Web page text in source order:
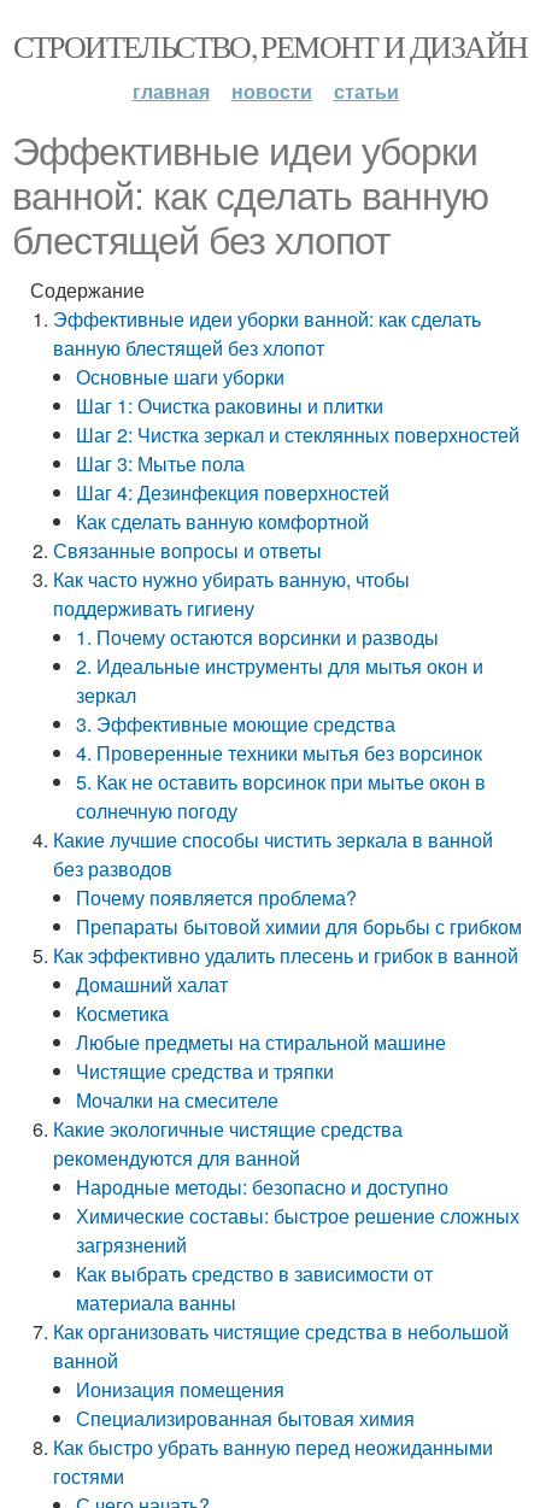
СТРОИТЕЛЬСТВО, РЕМОНТ И ДИЗАЙН
главная новости статьи
Эффективные идеи уборки
ванной: как сделать ванную
блестящей без хлопот
Содержание
Эффективные идеи уборки ванной: как сделать
ванную блестящей без хлопот
Основные шаги уборки
Шаг 1: Очистка раковины и плитки
Шаг 2: Чистка зеркал и стеклянных поверхностей
Шаг 3: Мытье пола
Шаг 4: Дезинфекция поверхностей
Как сделать ванную комфортной
Связанные вопросы и ответы
Как часто нужно убирать ванную, чтобы
поддерживать гигиену
1. Почему остаются ворсинки и разводы
2. Идеальные инструменты для мытья окон и
зеркал
3. Эффективные моющие средства
4. Проверенные техники мытья без ворсинок
5. Как не оставить ворсинок при мытье окон в
солнечную погоду
Какие лучшие способы чистить зеркала в ванной
без разводов
Почему появляется проблема?
Препараты бытовой химии для борьбы с грибком
Как эффективно удалить плесень и грибок в ванной
Домашний халат
Косметика
Любые предметы на стиральной машине
Чистящие средства и тряпки
Мочалки на смесителе
Какие экологичные чистящие средства
рекомендуются для ванной
Народные методы: безопасно и доступно
Химические составы: быстрое решение сложных
загрязнений
Как выбрать средство в зависимости от
материала ванны
Как организовать чистящие средства в небольшой
ванной
Ионизация помещения
Специализированная бытовая химия
Как быстро убрать ванную перед неожиданными
гостями